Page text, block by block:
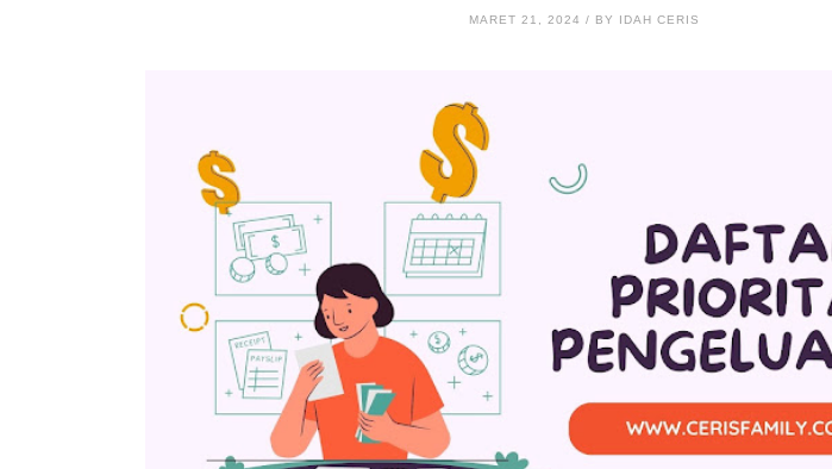
MARET 21, 2024 / BY IDAH CERIS